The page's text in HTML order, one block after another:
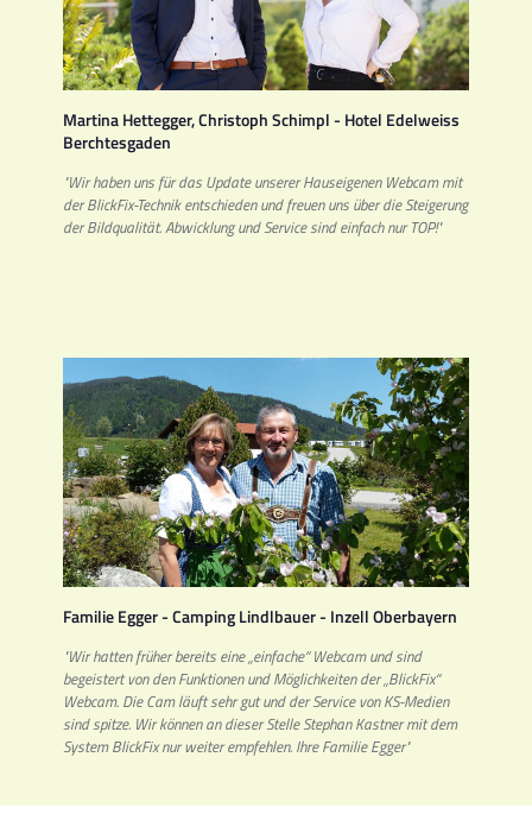
Martina Hettegger, Christoph Schimpl - Hotel Edelweiss
Berchtesgaden
"Wir haben uns für das Update unserer Hauseigenen Webcam mit
der BlickFix-Technik entschieden und freuen uns über die Steigerung
der Bildqualität. Abwicklung und Service sind einfach nur TOP!"
Familie Egger - Camping Lindlbauer - Inzell Oberbayern
"Wir hatten früher bereits eine „einfache“ Webcam und sind
begeistert von den Funktionen und Möglichkeiten der „BlickFix“
Webcam. Die Cam läuft sehr gut und der Service von KS-Medien
sind spitze. Wir können an dieser Stelle Stephan Kastner mit dem
System BlickFix nur weiter empfehlen. Ihre Familie Egger"